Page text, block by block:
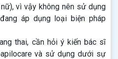
vì vậy không nên sử dụng
áp dụng loại biện pháp
thai, cần hỏi ý kiến bác sĩ
và sử dụng dưới sự